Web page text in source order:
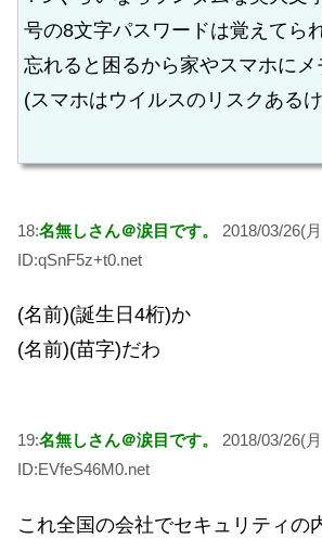
号の8文字パスワードは覚えてら
忘れると困るから家やスマホに
(スマホはウイルスのリスクある
18:名無しさん＠涙目です。
2018/03/26(
ID:qSnF5z+t0.net
(名前)(誕生日4桁)か
(名前)(苗字)だわ
19:名無しさん＠涙目です。
2018/03/26(
ID:EVfeS46M0.net
これ全国の会社でセキュリティの